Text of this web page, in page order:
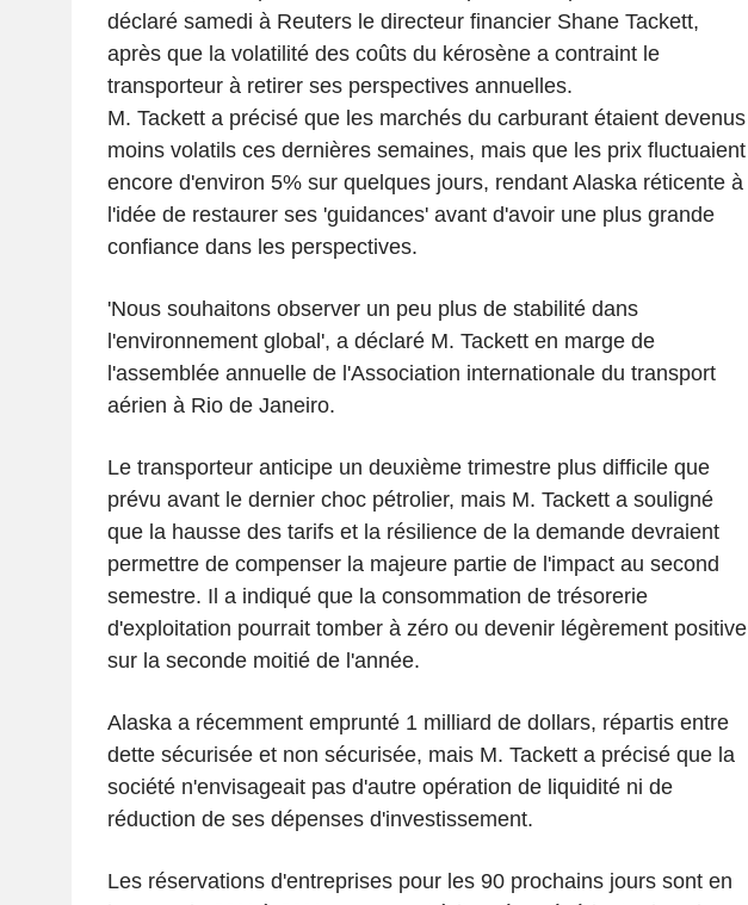
déclaré samedi à Reuters le directeur financier Shane Tackett,
après que la volatilité des coûts du kérosène a contraint le
transporteur à retirer ses perspectives annuelles.
M. Tackett a précisé que les marchés du carburant étaient devenus
moins volatils ces dernières semaines, mais que les prix fluctuaient
encore d'environ 5% sur quelques jours, rendant Alaska réticente à
l'idée de restaurer ses 'guidances' avant d'avoir une plus grande
confiance dans les perspectives.
'Nous souhaitons observer un peu plus de stabilité dans
l'environnement global', a déclaré M. Tackett en marge de
l'assemblée annuelle de l'Association internationale du transport
aérien à Rio de Janeiro.
Le transporteur anticipe un deuxième trimestre plus difficile que
prévu avant le dernier choc pétrolier, mais M. Tackett a souligné
que la hausse des tarifs et la résilience de la demande devraient
permettre de compenser la majeure partie de l'impact au second
semestre. Il a indiqué que la consommation de trésorerie
d'exploitation pourrait tomber à zéro ou devenir légèrement positive
sur la seconde moitié de l'année.
Alaska a récemment emprunté 1 milliard de dollars, répartis entre
dette sécurisée et non sécurisée, mais M. Tackett a précisé que la
société n'envisageait pas d'autre opération de liquidité ni de
réduction de ses dépenses d'investissement.
Les réservations d'entreprises pour les 90 prochains jours sont en